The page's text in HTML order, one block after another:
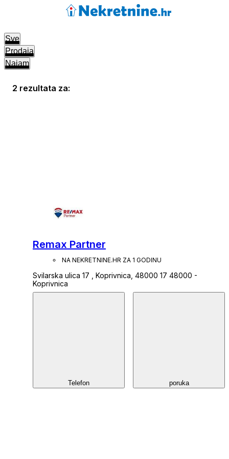
Sve
Prodaja
Najam
2 rezultata za:
Remax Partner
NA NEKRETNINE.HR ZA 1 GODINU
Svilarska ulica 17 , Koprivnica, 48000 17 48000 -
Koprivnica
Telefon poruka